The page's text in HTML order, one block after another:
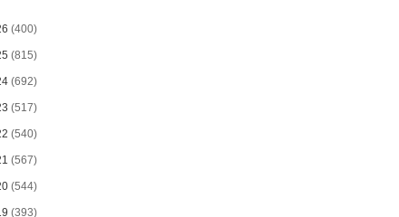
(400)
(815)
(692)
(517)
(540)
(567)
(544)
(393)